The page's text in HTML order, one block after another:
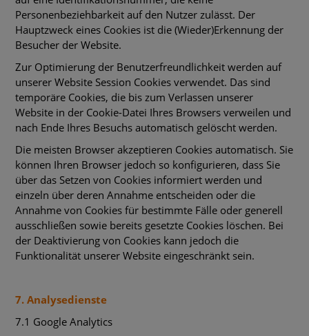
Personenbeziehbarkeit auf den Nutzer zulässt. Der
Hauptzweck eines Cookies ist die (Wieder)Erkennung der
Besucher der Website.
Zur Optimierung der Benutzerfreundlichkeit werden auf
unserer Website Session Cookies verwendet. Das sind
temporäre Cookies, die bis zum Verlassen unserer
Website in der Cookie-Datei Ihres Browsers verweilen und
nach Ende Ihres Besuchs automatisch gelöscht werden.
Die meisten Browser akzeptieren Cookies automatisch. Sie
können Ihren Browser jedoch so konfigurieren, dass Sie
über das Setzen von Cookies informiert werden und
einzeln über deren Annahme entscheiden oder die
Annahme von Cookies für bestimmte Fälle oder generell
ausschließen sowie bereits gesetzte Cookies löschen. Bei
der Deaktivierung von Cookies kann jedoch die
Funktionalität unserer Website eingeschränkt sein.
7. Analysedienste
7.1 Google Analytics